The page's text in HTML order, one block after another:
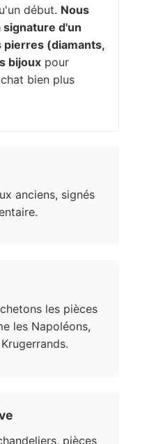
début. Nous
signature d'un
pierres (diamants,
bijoux pour
bien plus
anciens, signés
les pièces
les Napoléons,
pièces